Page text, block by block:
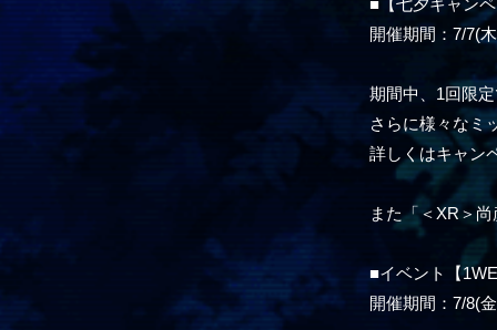
■【七夕キャン
開催期間：7/7(
期間中、1回限
さらに様々なミ
詳しくはキャン
また「＜XR＞
■イベント【
開催期間：7/8(